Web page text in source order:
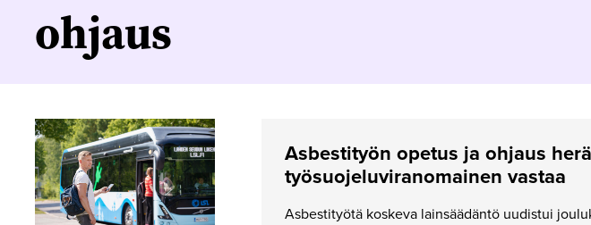
ohjaus
Asbestityön opetus ja ohjaus
työsuojeluviranomainen vastaa
Asbestityötä koskeva lainsäädäntö uudistui